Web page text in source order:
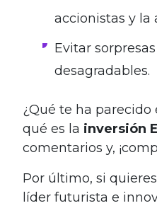
accionistas y la
Evitar
desagradables.
¿Qué te ha
qué es la inversión
comentarios y,
Por último, si
líder futurista e